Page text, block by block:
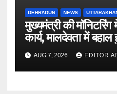
DEHRADUN NEWS
मुख्यमंत्री की मॉनिटरिंग
कार्य, मालदेवता में
AUG 7, 2026 EDITOR